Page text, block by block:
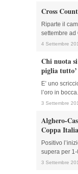
Cross
Riparte il
settembre ad
4 Settembre
Chi nuota
piglia tutto’
E’ uno
l’oro in
3 Settembre
Alghero-
Coppa Italia
Positivo
supera per
3 Settembre